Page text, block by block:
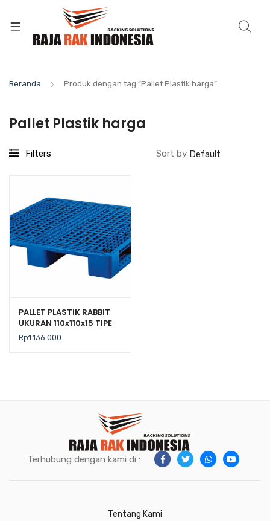
Beranda Produk dengan tag “Pallet Plastik harga”
Pallet Plastik harga
Filters Sort by
PALLET PLASTIK RABBIT
UKURAN 110x110x15 TIPE
NPA-1111
Rp1.136.000
Terhubung dengan kami di :
Tentang Kami